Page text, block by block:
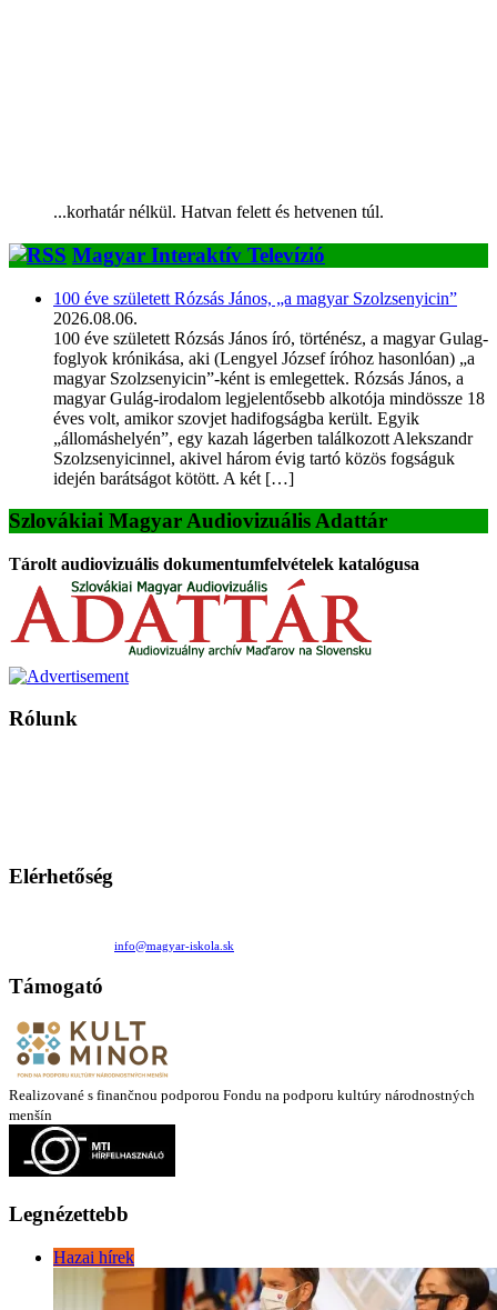
...korhatár nélkül. Hatvan felett és hetvenen túl.
Magyar Interaktív Televízió
100 éve született Rózsás János, „a magyar Szolzsenyicin”
2026.08.06.
100 éve született Rózsás János író, történész, a magyar Gulag-
foglyok krónikása, aki (Lengyel József íróhoz hasonlóan) „a
magyar Szolzsenyicin”-ként is emlegettek. Rózsás János, a
magyar Gulág-irodalom legjelentősebb alkotója mindössze 18
éves volt, amikor szovjet hadifogságba került. Egyik
„állomáshelyén”, egy kazah lágerben találkozott Alekszandr
Szolzsenyicinnel, akivel három évig tartó közös fogságuk
idején barátságot kötött. A két […]
Szlovákiai Magyar Audiovizuális Adattár
Tárolt audiovizuális dokumentumfelvételek katalógusa
Rólunk
Elérhetőség
info@magyar-iskola.sk
Támogató
Realizované s finančnou podporou Fondu na podporu kultúry národnostných
menšín
Legnézettebb
Hazai hírek